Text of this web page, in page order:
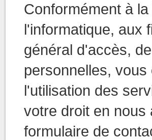
Conformément à
l'informatique, aux
général d'accès,
personnelles,
l'utilisation des
votre droit en nous
formulaire de